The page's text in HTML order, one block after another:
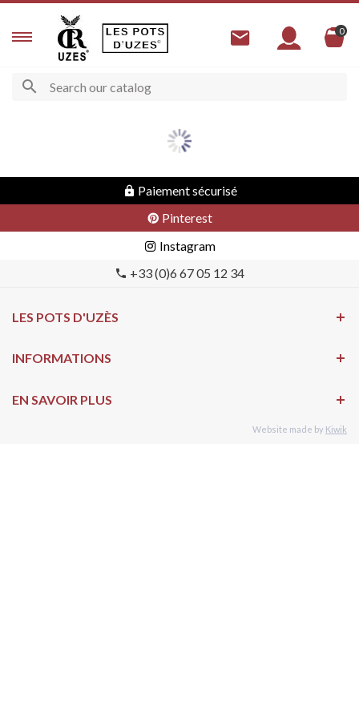
0
Paiement sécurisé
Pinterest
Instagram
+33 (0)6 67 05 12 34
LES POTS D'UZÈS
INFORMATIONS
EN SAVOIR PLUS
Website made by Kiwik